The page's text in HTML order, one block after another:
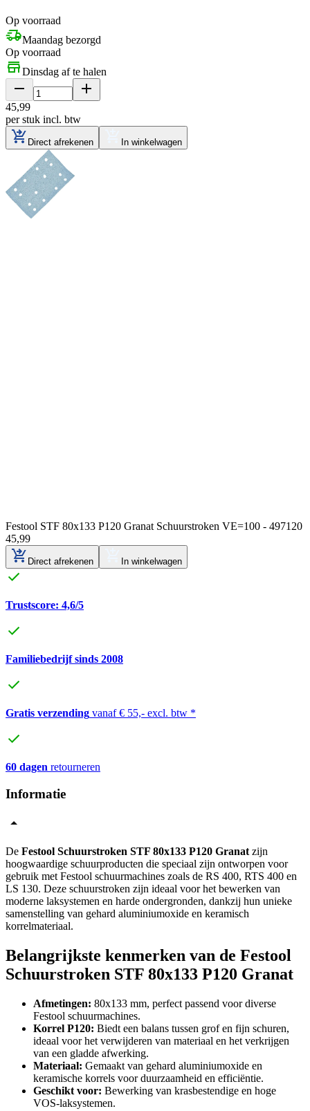
Op voorraad
Maandag bezorgd
Op voorraad
Dinsdag af te halen
45,99
per stuk incl. btw
Direct afrekenen In winkelwagen
Festool STF 80x133 P120 Granat Schuurstroken VE=100 - 497120
45,99
Direct afrekenen In winkelwagen
Trustscore: 4,6/5
Familiebedrijf sinds 2008
Gratis verzending vanaf € 55,- excl. btw *
60 dagen retourneren
Informatie
De Festool Schuurstroken STF 80x133 P120 Granat zijn
hoogwaardige schuurproducten die speciaal zijn ontworpen voor
gebruik met Festool schuurmachines zoals de RS 400, RTS 400 en
LS 130. Deze schuurstroken zijn ideaal voor het bewerken van
moderne laksystemen en harde ondergronden, dankzij hun unieke
samenstelling van gehard aluminiumoxide en keramisch
korrelmateriaal.
Belangrijkste kenmerken van de Festool
Schuurstroken STF 80x133 P120 Granat
Afmetingen: 80x133 mm, perfect passend voor diverse
Festool schuurmachines.
Korrel P120: Biedt een balans tussen grof en fijn schuren,
ideaal voor het verwijderen van materiaal en het verkrijgen
van een gladde afwerking.
Materiaal: Gemaakt van gehard aluminiumoxide en
keramische korrels voor duurzaamheid en efficiëntie.
Geschikt voor: Bewerking van krasbestendige en hoge
VOS-laksystemen.